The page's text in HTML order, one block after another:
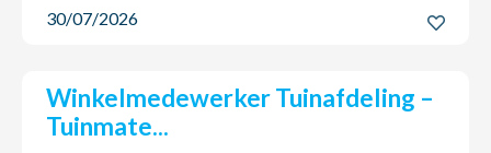
30/07/2026
Winkelmedewerker Tuinafdeling –
Tuinmate...